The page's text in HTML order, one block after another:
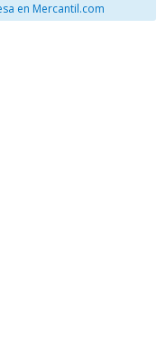
en Mercantil.com